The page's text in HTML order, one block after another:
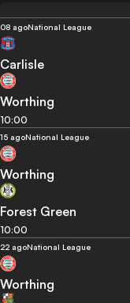
08 agoNational League
Carlisle
Worthing
10:00
15 agoNational League
Worthing
Forest Green
10:00
22 agoNational League
Worthing